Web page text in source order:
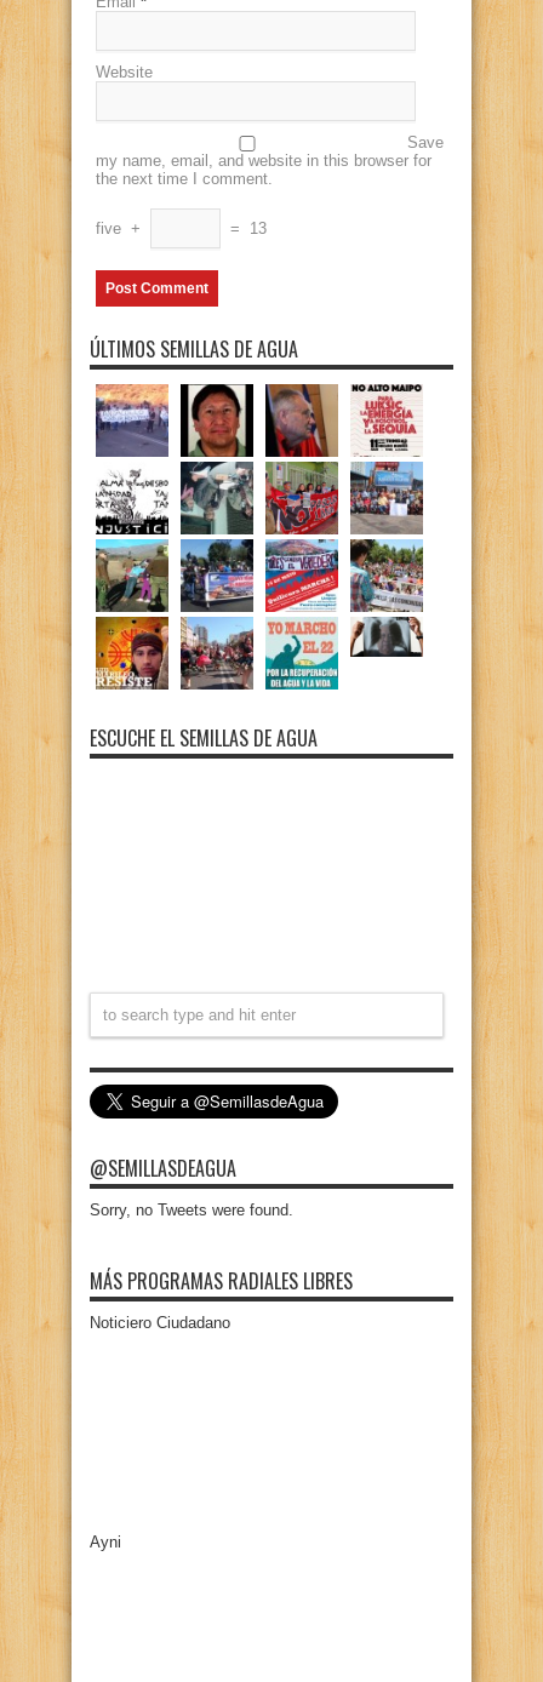
Website
Save
my name, email, and website in this browser for
the next time I comment.
five + = 13
ÚLTIMOS SEMILLAS DE AGUA
ESCUCHE EL SEMILLAS DE AGUA
@SEMILLASDEAGUA
Sorry, no Tweets were found.
MÁS PROGRAMAS RADIALES LIBRES
Noticiero Ciudadano
Ayni